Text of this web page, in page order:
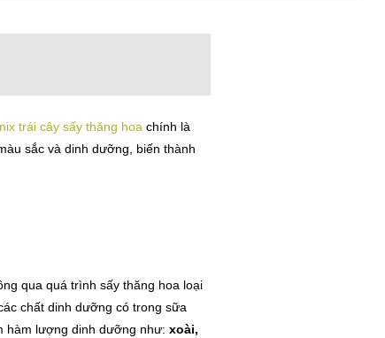
trái cây sấy thăng hoa chính là
sắc và dinh dưỡng, biến thành
qua quá trình sấy thăng hoa loại
chất dinh dưỡng có trong sữa
hàm lượng dinh dưỡng như: xoài,